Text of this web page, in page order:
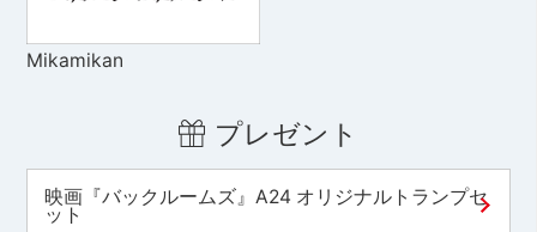
Mikamikan
プレゼント
映画『バックルームズ』A24 オリジナルトランプセ
ット